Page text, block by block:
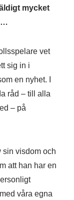
mycket
vet
sig in i
en nyhet. I
råd – till alla
– på
sin visdom och
att han har en
våra egna